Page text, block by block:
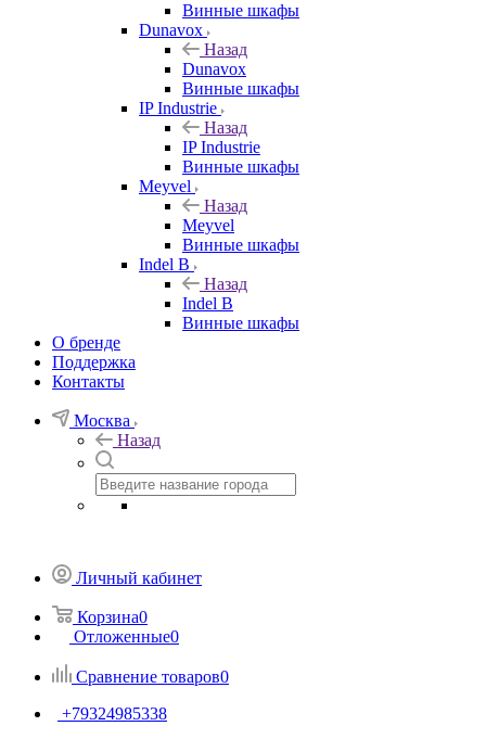
Винные шкафы
Dunavox
Назад
Dunavox
Винные шкафы
IP Industrie
Назад
IP Industrie
Винные шкафы
Meyvel
Назад
Meyvel
Винные шкафы
Indel B
Назад
Indel B
Винные шкафы
О бренде
Поддержка
Контакты
Москва
Назад
Личный кабинет
Корзина0
Отложенные0
Сравнение товаров0
+79324985338